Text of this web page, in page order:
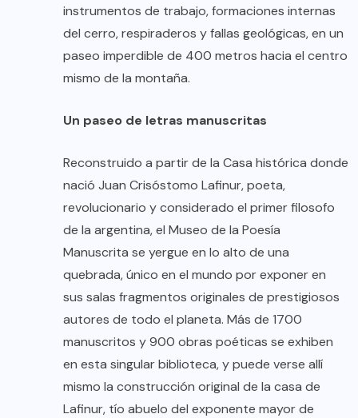
instrumentos de trabajo, formaciones internas
del cerro, respiraderos y fallas geológicas, en un
paseo imperdible de 400 metros hacia el centro
mismo de la montaña.
Un paseo de letras manuscritas
Reconstruido a partir de la Casa histórica donde
nació Juan Crisóstomo Lafinur, poeta,
revolucionario y considerado el primer filosofo
de la argentina, el Museo de la Poesía
Manuscrita se yergue en lo alto de una
quebrada, único en el mundo por exponer en
sus salas fragmentos originales de prestigiosos
autores de todo el planeta. Más de 1700
manuscritos y 900 obras poéticas se exhiben
en esta singular biblioteca, y puede verse allí
mismo la construcción original de la casa de
Lafinur, tío abuelo del exponente mayor de